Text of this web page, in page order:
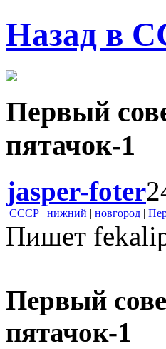
Назад в
Первый
пятачок-1
jasper-foter
СССР | нижний | новгород |
Пишет
Первый
пятачок-1